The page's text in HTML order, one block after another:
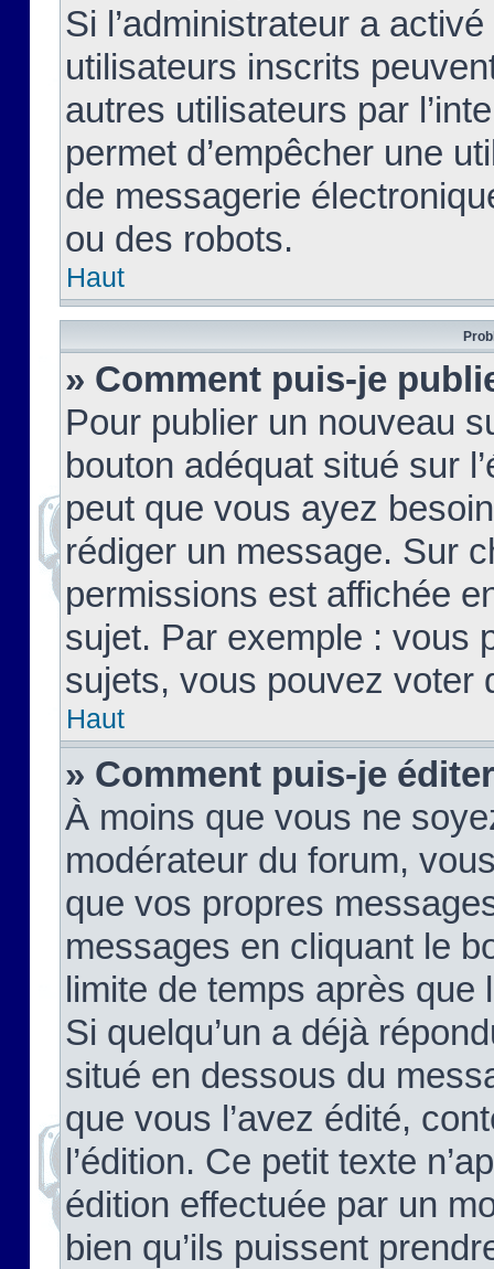
Si l’administrateur a
utilisateurs inscrits
autres utilisateurs par
permet d’empêcher une
de messagerie
ou des robots.
Haut
» Comment puis-je
Pour publier un nouveau
bouton adéquat situé sur
peut que vous ayez
rédiger un message. Sur
permissions est affichée
sujet. Par exemple : vous
sujets, vous pouvez voter
Haut
» Comment puis-je
À moins que vous ne
modérateur du forum,
que vos propres
messages en cliquant le
limite de temps après que
Si quelqu’un a déjà
situé en dessous du
que vous l’avez édité,
l’édition. Ce petit texte
édition effectuée par un
bien qu’ils puissent